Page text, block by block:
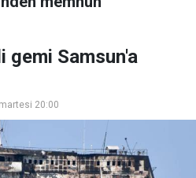
gemi Samsun'a
20:00